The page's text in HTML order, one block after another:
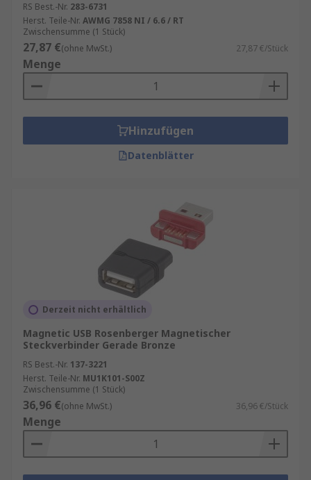
RS Best.-Nr. 283-6731
Herst. Teile-Nr. AWMG 7858 NI / 6.6 / RT
Zwischensumme (1 Stück)
27,87 €(ohne MwSt.) 27,87 €/Stück
Menge
Hinzufügen
Datenblätter
Derzeit nicht erhältlich
Magnetic USB Rosenberger Magnetischer
Steckverbinder Gerade Bronze
RS Best.-Nr. 137-3221
Herst. Teile-Nr. MU1K101-S00Z
Zwischensumme (1 Stück)
36,96 €(ohne MwSt.) 36,96 €/Stück
Menge